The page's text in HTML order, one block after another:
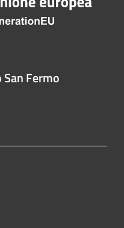
Fermo